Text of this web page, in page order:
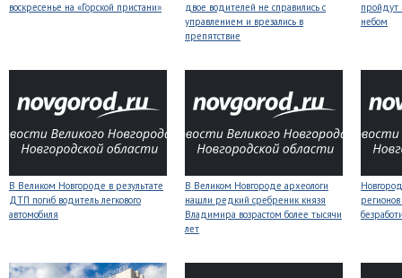
воскресенье на «Горской пристани»
двое водителей не справились с
управлением и врезались в
препятствие
небом
В Великом Новгороде в результате
ДТП погиб водитель легкового
автомобиля
В Великом Новгороде археологи
нашли редкий сребреник князя
Владимира возрастом более тысячи
лет